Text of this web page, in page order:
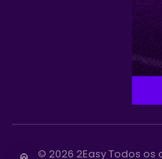
© 2026 2Easy Todos